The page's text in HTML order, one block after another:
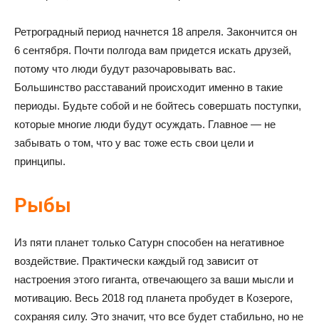
Ретроградный период начнется 18 апреля. Закончится он
6 сентября. Почти полгода вам придется искать друзей,
потому что люди будут разочаровывать вас.
Большинство расставаний происходит именно в такие
периоды. Будьте собой и не бойтесь совершать поступки,
которые многие люди будут осуждать. Главное — не
забывать о том, что у вас тоже есть свои цели и
принципы.
Рыбы
Из пяти планет только Сатурн способен на негативное
воздействие. Практически каждый год зависит от
настроения этого гиганта, отвечающего за ваши мысли и
мотивацию. Весь 2018 год планета пробудет в Козероге,
сохраняя силу. Это значит, что все будет стабильно, но не